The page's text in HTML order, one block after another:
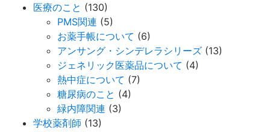
医療のこと (130)
PMS関連 (5)
お薬手帳について (6)
アンサング・シンデレラシリーズ (13)
ジェネリック医薬品について (4)
熱中症について (7)
糖尿病のこと (4)
緑内障関連 (3)
学校薬剤師 (13)